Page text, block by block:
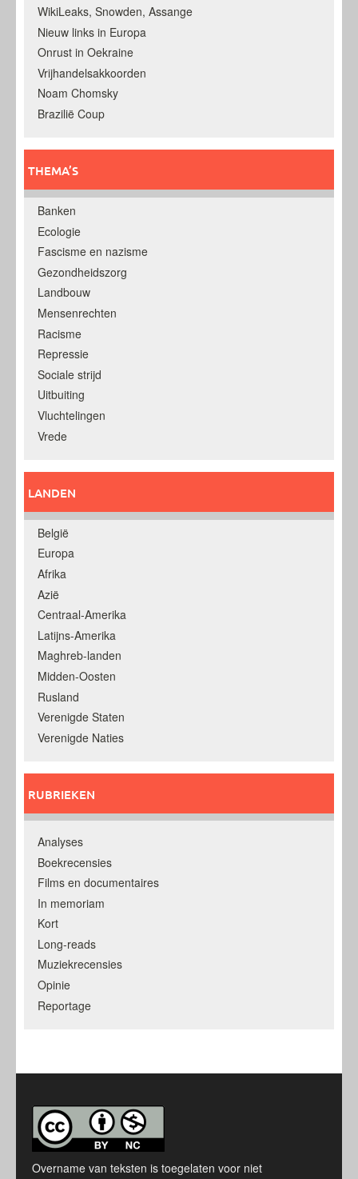
WikiLeaks, Snowden, Assange
Nieuw links in Europa
Onrust in Oekraine
Vrijhandelsakkoorden
Noam Chomsky
Brazilië Coup
THEMA’S
Banken
Ecologie
Fascisme en nazisme
Gezondheidszorg
Landbouw
Mensenrechten
Racisme
Repressie
Sociale strijd
Uitbuiting
Vluchtelingen
Vrede
LANDEN
België
Europa
Afrika
Azië
Centraal-Amerika
Latijns-Amerika
Maghreb-landen
Midden-Oosten
Rusland
Verenigde Staten
Verenigde Naties
RUBRIEKEN
Analyses
Boekrecensies
Films en documentaires
In memoriam
Kort
Long-reads
Muziekrecensies
Opinie
Reportage
Overname van teksten is toegelaten voor niet